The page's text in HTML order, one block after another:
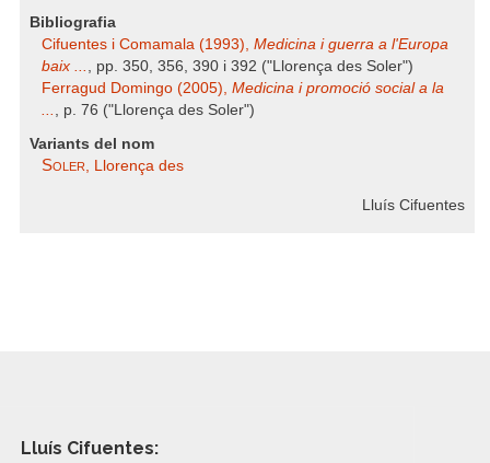
Bibliografia
Cifuentes i Comamala (1993), Medicina i guerra a l'Europa
baix ... , pp. 350, 356, 390 i 392 ("Llorença des Soler")
Ferragud Domingo (2005), Medicina i promoció social a la
... , p. 76 ("Llorença des Soler")
Variants del nom
Soler, Llorença des
Lluís Cifuentes
Lluís Cifuentes: